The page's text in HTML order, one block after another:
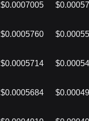
$0.0007005
$0.0005760
$0.0005714
$0.0005684